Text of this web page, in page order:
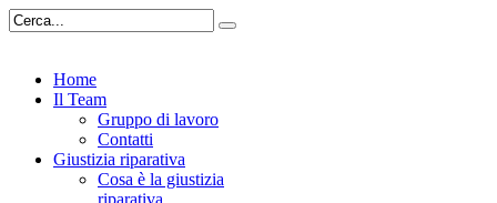
Home
Il Team
Gruppo di lavoro
Contatti
Giustizia riparativa
Cosa è la giustizia
riparativa